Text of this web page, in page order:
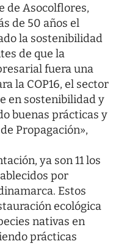
de Asocolflores,
de 50 años el
la sostenibilidad
de que la
fuera una
la COP16, el sector
en sostenibilidad y
buenas prácticas y
Propagación»,
ya son 11 los
por
Estos
ecológica
nativas en
prácticas